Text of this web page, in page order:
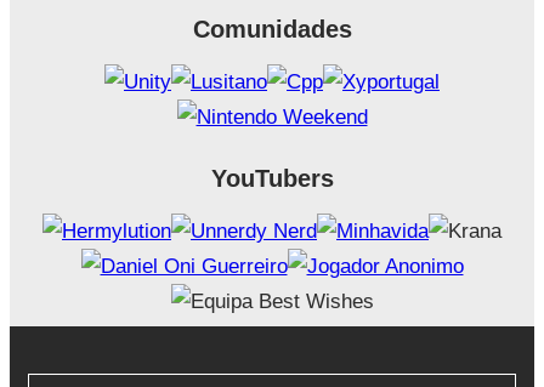
Comunidades
YouTubers